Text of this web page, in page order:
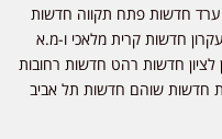
ערד חדשות פתח תקווה חדשות
חדשות קרית מלאכי ו-מ.א
חדשות רהט חדשות רחובות
חדשות שוהם חדשות תל אביב